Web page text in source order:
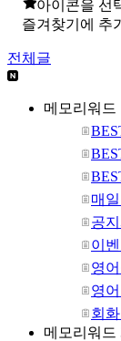
아이콘을 선
즐겨찾기에 추
전체글
메모리워드
매
공
이
영
영
회
메모리워드